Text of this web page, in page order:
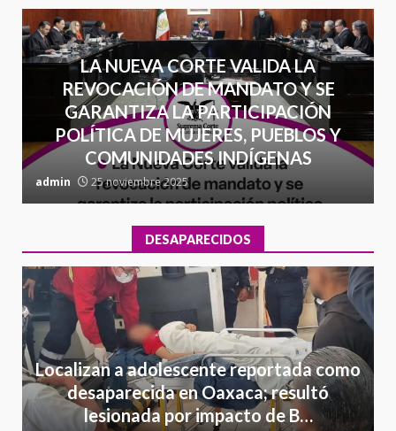
LA NUEVA CORTE VALIDA LA
REVOCACIÓN DE MANDATO Y SE
GARANTIZA LA PARTICIPACIÓN
POLÍTICA DE MUJERES, PUEBLOS Y
COMUNIDADES INDÍGENAS
admin 25 noviembre 2025
DESAPARECIDOS
Localizan a adolescente reportada como
desaparecida en Oaxaca; resultó
lesionada por impacto de B…